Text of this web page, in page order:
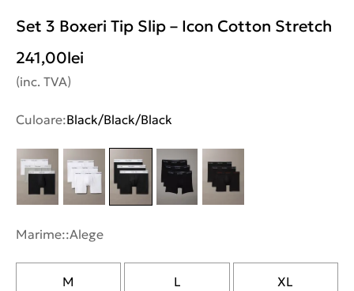
Set 3 Boxeri Tip Slip – Icon Cotton Stretch
241,00lei
(inc. TVA)
Culoare:Black/Black/Black
Marime::Alege
M L XL